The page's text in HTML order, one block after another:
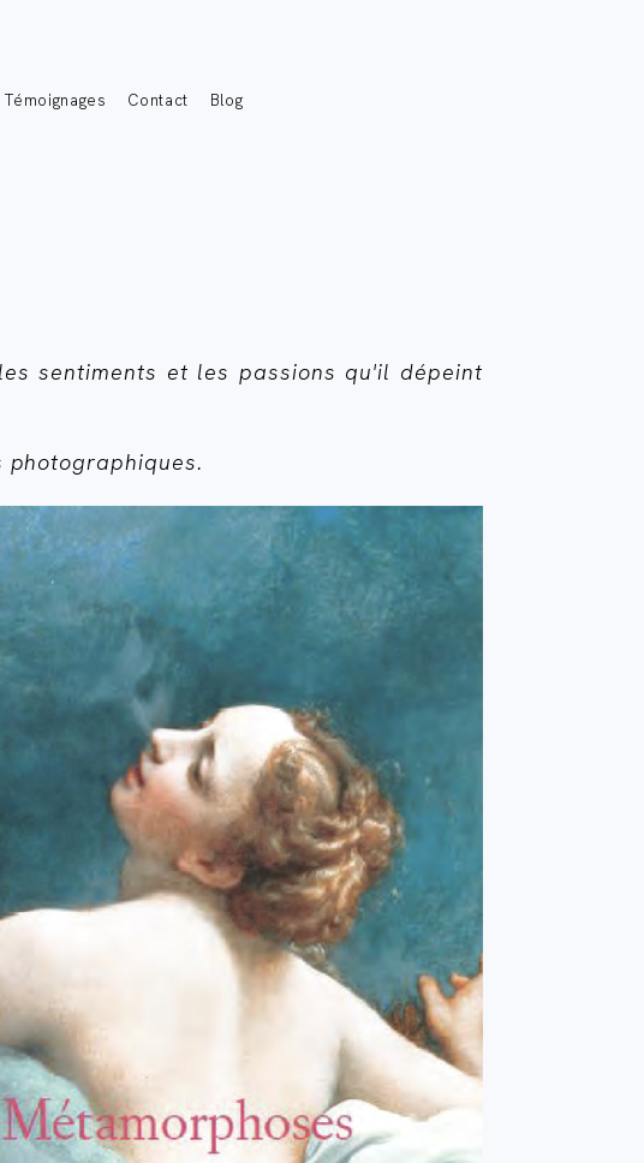
Témoignages Contact Blog
sentiments et les passions qu'il dépeint
photographiques.